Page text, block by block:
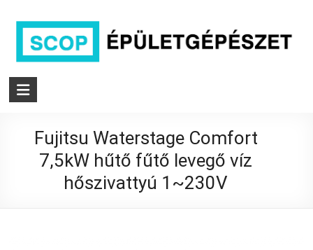
content
SCOP
Komplett
hűtés/fűtés
rendszereket
Fujitsu Waterstage Comfort
7,5kW hűtő fűtő levegő víz
hőszivattyú 1~230V